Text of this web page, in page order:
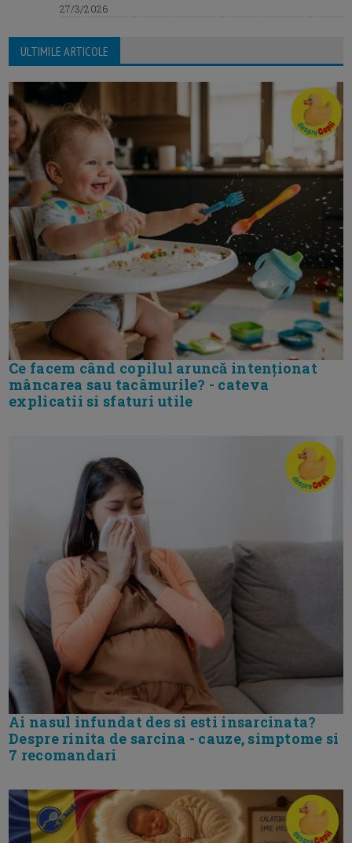
27/3/2026
ULTIMILE ARTICOLE
Ce facem când copilul aruncă intenționat
mâncarea sau tacâmurile? - cateva
explicatii si sfaturi utile
Ai nasul infundat des si esti insarcinata?
Despre rinita de sarcina - cauze, simptome si
7 recomandari